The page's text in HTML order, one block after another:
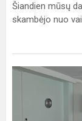
Šiandien mūsų
skambėjo nuo
Smagusis
gimtadienis